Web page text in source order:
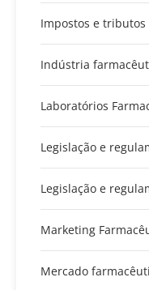
Impostos e tributos
Indústria
Laboratórios
Legislação e
Legislação e
Marketing
Mercado